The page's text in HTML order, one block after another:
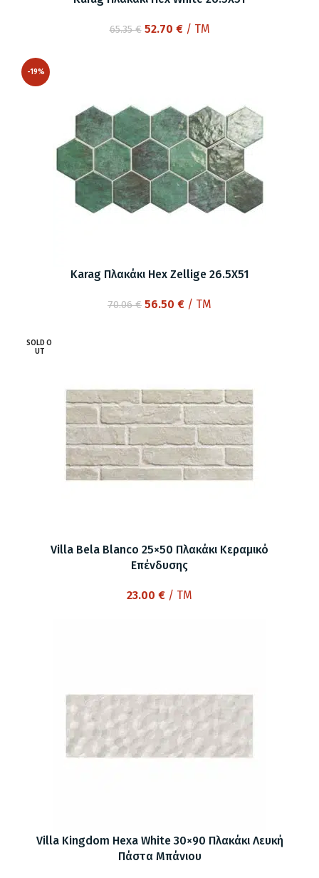
65.35€ Original
52.70 €Η
/ TM
-19%
Karag Πλακάκι Hex Zellige 26.5X51
70.06€ Original
56.50 €Η/ TM
SOLD O
UT
Villa Bela Blanco 25×50 Πλακάκι Κεραμικό
Επένδυσης
23.00 € / TM
Villa Kingdom Hexa White 30×90 Πλακάκι Λευκή
Πάστα Μπάνιου